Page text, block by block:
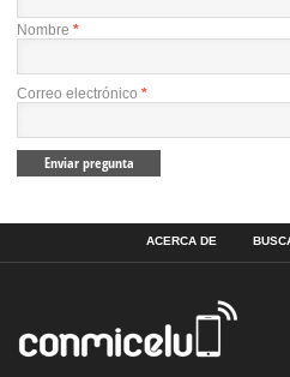
Nombre *
Correo electrónico *
ACERCA DE